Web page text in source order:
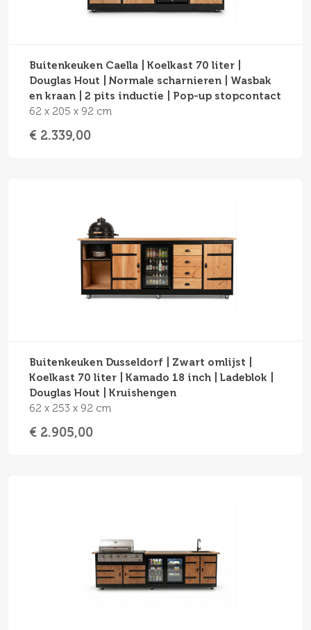
Buitenkeuken Caella | Koelkast 70 liter |
Douglas Hout | Normale scharnieren | Wasbak
en kraan | 2 pits inductie | Pop-up stopcontact
62 x 205 x 92 cm
€ 2.339,00
Buitenkeuken Dusseldorf | Zwart omlijst |
Koelkast 70 liter | Kamado 18 inch | Ladeblok |
Douglas Hout | Kruishengen
62 x 253 x 92 cm
€ 2.905,00